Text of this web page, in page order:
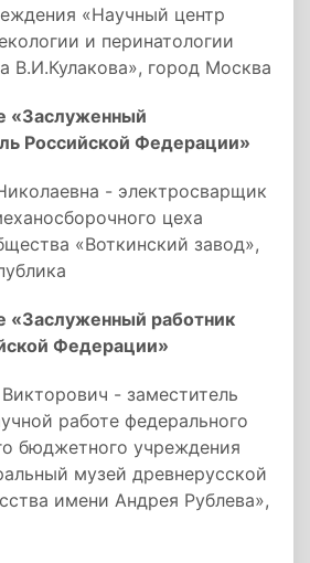
«Научный центр
и перинатологии
В.И.Кулакова», город Москва
«Заслуженный
Российской Федерации»
- электросварщик
цеха
«Воткинский завод»,
«Заслуженный работник
Федерации»
- заместитель
работе федерального
бюджетного учреждения
музей древнерусской
имени Андрея Рублева»,